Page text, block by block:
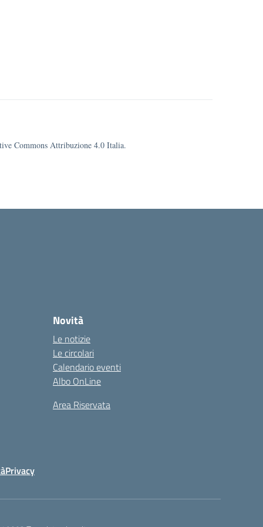
Commons Attribuzione 4.0 Italia.
Novità
Le notizie
Le circolari
Calendario eventi
Albo OnLine
Area Riservata
Privacy